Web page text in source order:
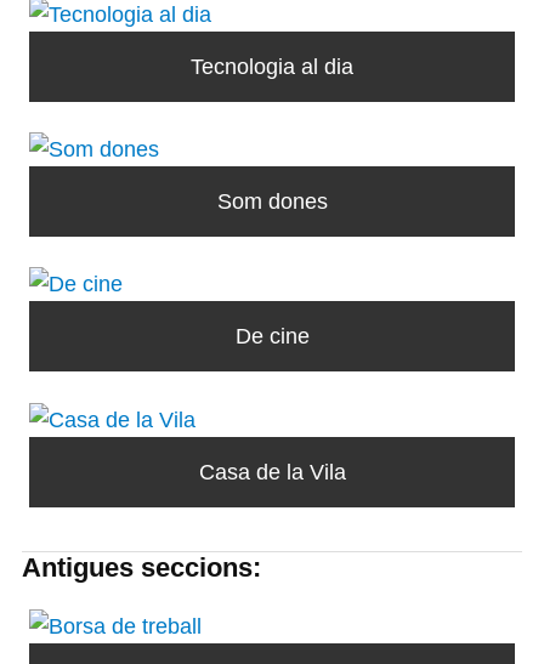
Tecnologia al dia
Som dones
De cine
Casa de la Vila
Antigues seccions: